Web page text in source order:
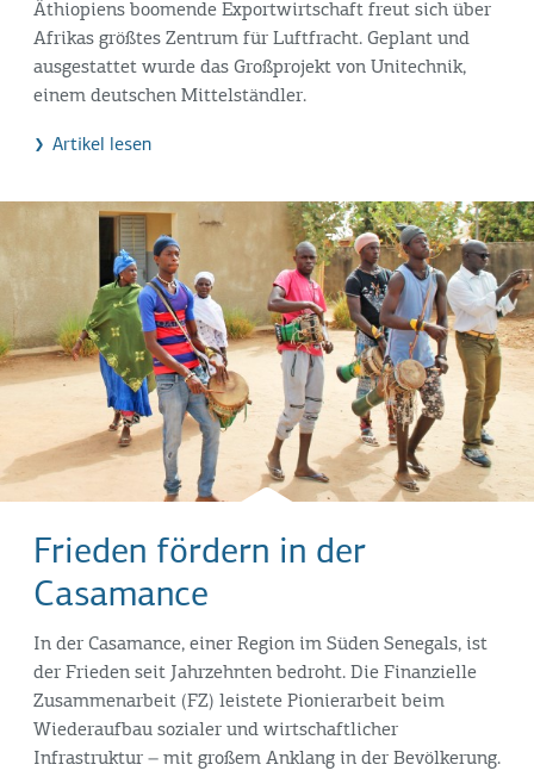
Äthiopiens boomende Exportwirtschaft freut sich über
Afrikas größtes Zentrum für Luftfracht. Geplant und
ausgestattet wurde das Großprojekt von Unitechnik,
einem deutschen Mittelständler.
Artikel lesen
Frieden fördern in der
Casamance
In der Casamance, einer Region im Süden Senegals, ist
der Frieden seit Jahrzehnten bedroht. Die Finanzielle
Zusammenarbeit (FZ) leistete Pionierarbeit beim
Wiederaufbau sozialer und wirtschaftlicher
Infrastruktur – mit großem Anklang in der Bevölkerung.